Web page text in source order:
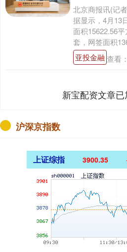
北京商报讯(记
据显示，4月13
面积15622.56
套，网签面积
亚投金融 查看：
新宝配资文章
沪深京指数
上证综指 3900.35